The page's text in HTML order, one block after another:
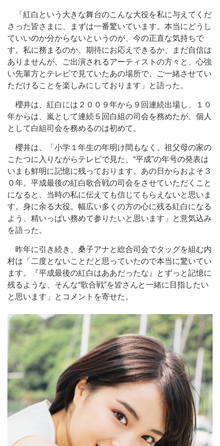
「紅白という大きな舞台のこんな大役を私に与えてくだ
さった皆さまに、まずは一番驚いています。本当にどうし
ていいのか分からないというのが、今の正直な気持ちで
す。私に務まるのか、期待にお応えできるか、まだ自信は
ありませんが、ご出演されるアーティストの方々と、心強
い先輩方とテレビで見ていたあの場所で、ご一緒させてい
ただけることを楽しみにしております」と語った。
櫻井は、紅白には２００９年から９回連続出場し、１０
年からは、嵐として連続５回白組の司会を務めたが、個人
として白組司会を務めるのは初めて。
櫻井は、「小学１年生の年明け間もなく。祖父母の家の
こたつに入りながらテレビで見た、“平成”の年号の発表は
いまも鮮明に記憶に残っております。あの日からおよそ３
０年。平成最後の紅白歌合戦の司会をさせていただくこと
になると、当時の私に伝えても信じてもらえないと思いま
す。身に余る大役。幅広い多くの方の心に残る紅白になる
よう、精いっぱい務めて参りたいと思います」と意気込み
を語った。
昨年に引き続き、桑子アナと総合司会でタッグを組む内
村は「二度とないことだと思っていたので本当に驚いてい
ます。『平成最後の紅白はああだったな』とずっと記憶に
残るような、そんな“歌合戦”を皆さんと一緒に目指したい
と思います」とコメントを寄せた。